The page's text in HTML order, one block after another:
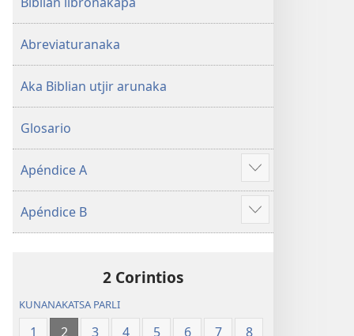
Abreviaturanaka
Aka Biblian utjir arunaka
Glosario
Apéndice A
Show
more
Apéndice B
Show
more
2 Corintios
KUNANAKATSA PARLI
1 2 3 4 5 6 7
8